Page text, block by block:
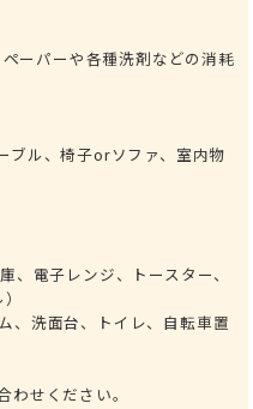
ーパーや各種洗剤などの消耗
ブル、椅子orソファ、室内物
、電子レンジ、トースター、
、洗面台、トイレ、自転車置
せください。